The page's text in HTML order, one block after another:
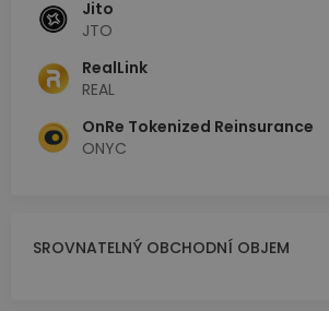
Jito
JTO
RealLink
REAL
OnRe Tokenized Reinsurance
ONYC
SROVNATELNÝ OBCHODNÍ OBJEM